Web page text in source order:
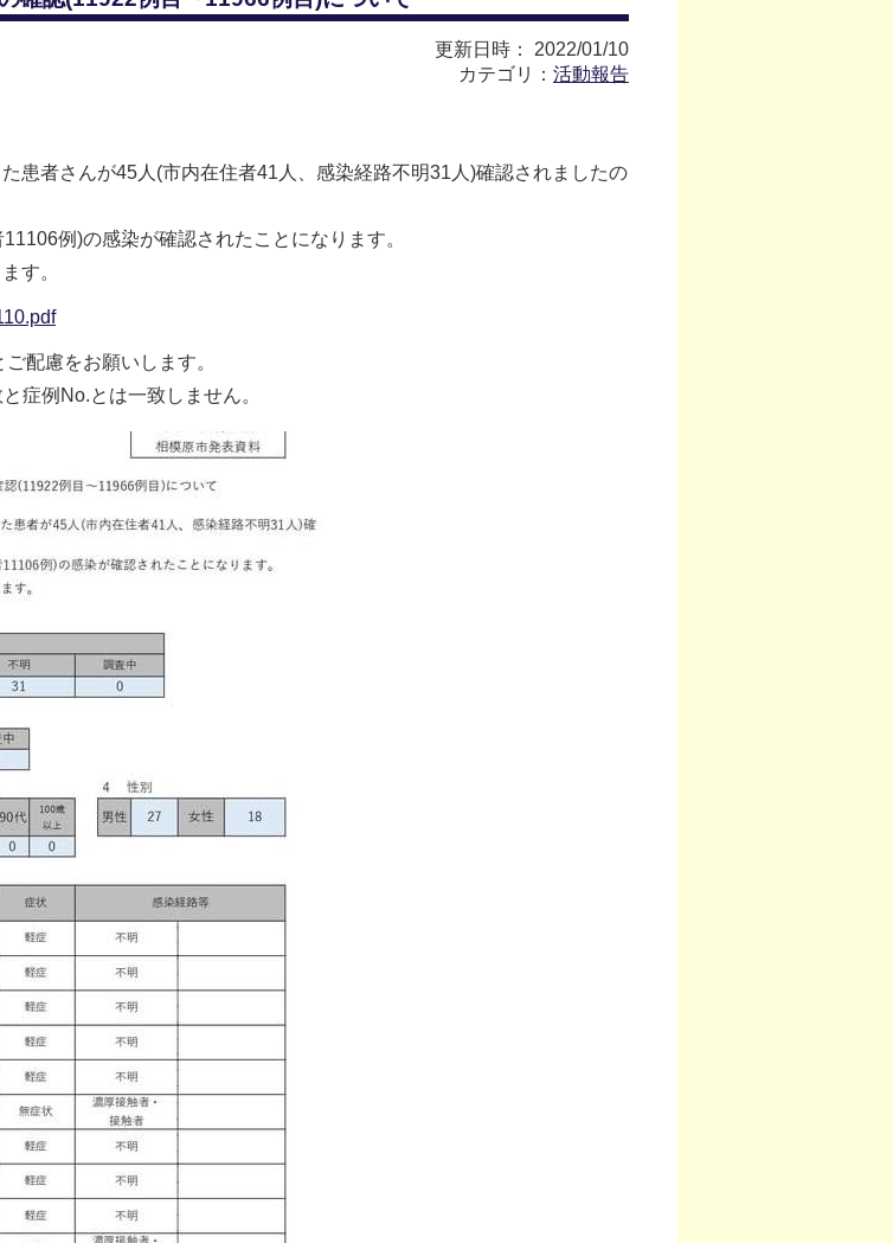
更新日時： 2022/01/10
カテゴリ： 活動報告
患者さんが45人(市内在住者41人、感染経路不明31人)確認されましたの
例)の感染が確認されたことになります。
す。
配慮をお願いします。
症例No.とは一致しません。